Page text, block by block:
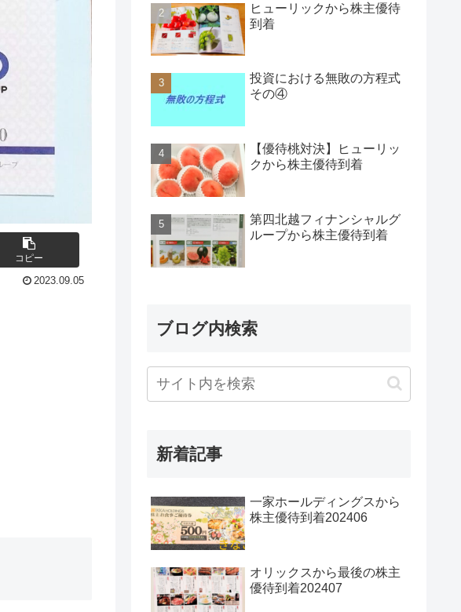
コピー
2023.09.05
ヒューリックから株主優待
到着
投資における無敗の方程式
その④
【優待桃対決】ヒューリッ
クから株主優待到着
第四北越フィナンシャルグ
ループから株主優待到着
ブログ内検索
新着記事
一家ホールディングスから
株主優待到着202406
オリックスから最後の株主
優待到着202407